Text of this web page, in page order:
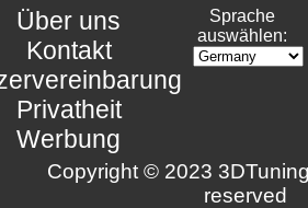
Über uns
Kontakt
Privatheit
Werbung
Sprache
auswählen:
Copyright © 2023
reserved